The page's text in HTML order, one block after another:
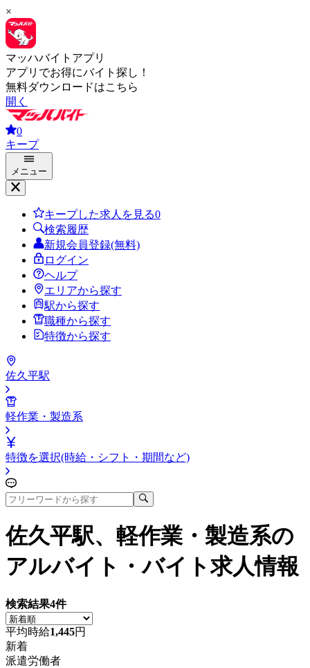
×
マッハバイトアプリ
アプリでお得にバイト探し！
無料ダウンロードはこちら
開く
0
キープ
メニュー
キープした求人を見る0
検索履歴
新規会員登録(無料)
ログイン
ヘルプ
エリアから探す
駅から探す
職種から探す
特徴から探す
佐久平駅
軽作業・製造系
特徴を選択(時給・シフト・期間など)
佐久平駅、軽作業・製造系の
アルバイト・バイト求人情報
検索結果4件
平均時給1,445円
新着
派遣労働者